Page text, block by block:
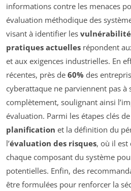
informations contre les menaces
évaluation méthodique des
visant à identifier les
pratiques actuelles répondent
et aux exigences industrielles. En
récentes, près de 60% des
cyberattaque ne parviennent pas à
complètement, soulignant ainsi
évaluation. Parmi les étapes clés
planification et la définition du
l’évaluation des risques, où il est
chaque composant du système
potentielles. Enfin, des
être formulées pour renforcer la